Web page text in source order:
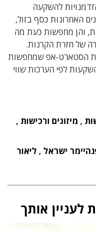
להשקעה
האחרונות כסף בזול,
והן מחפשות כעת מה
של חזרת הקרנות.
הסטארט-אפ שמחפשות
לפי הערכות שווי
, מיזוגים ורכישות ,
ישראל , ליאור
לעניין אותך